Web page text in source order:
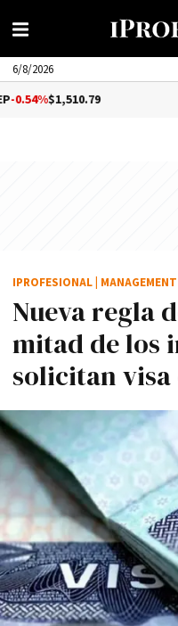
6/8/2026
Nueva regla
mitad de los
solicitan visa
IPROFESIONAL MANAGEMENT